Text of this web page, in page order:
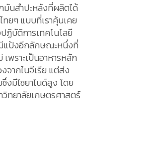
กมันสำปะหลังที่ผลิตได้
ยๆ แบบที่เราคุ้นเคย
ฏิบัติการเทคโนโลยี
มีแป้งอีกลักษณะหนึ่งที่
พราะเป็นอาหารหลัก
จากไนจีเรีย แต่ส่ง
งมีไซยาไนด์สูง โดย
ทยาลัยเกษตรศาสตร์